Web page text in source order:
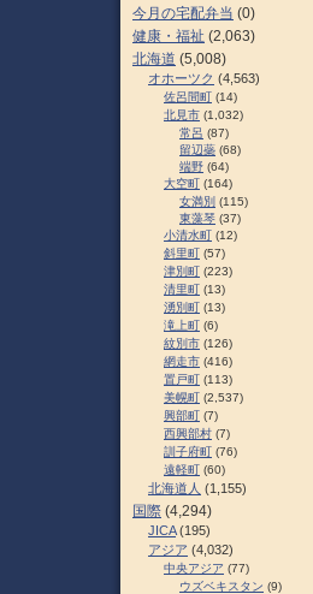
今月の宅配弁当 (0)
健康・福祉 (2,063)
北海道 (5,008)
オホーツク (4,563)
佐呂間町 (14)
北見市 (1,032)
常呂 (87)
留辺蘂 (68)
端野 (64)
大空町 (164)
女満別 (115)
東藻琴 (37)
小清水町 (12)
斜里町 (57)
津別町 (223)
清里町 (13)
湧別町 (13)
滝上町 (6)
紋別市 (126)
網走市 (416)
置戸町 (113)
美幌町 (2,537)
興部町 (7)
西興部村 (7)
訓子府町 (76)
遠軽町 (60)
北海道人 (1,155)
国際 (4,294)
JICA(195)
アジア (4,032)
中央アジア (77)
ウズベキスタン (9)